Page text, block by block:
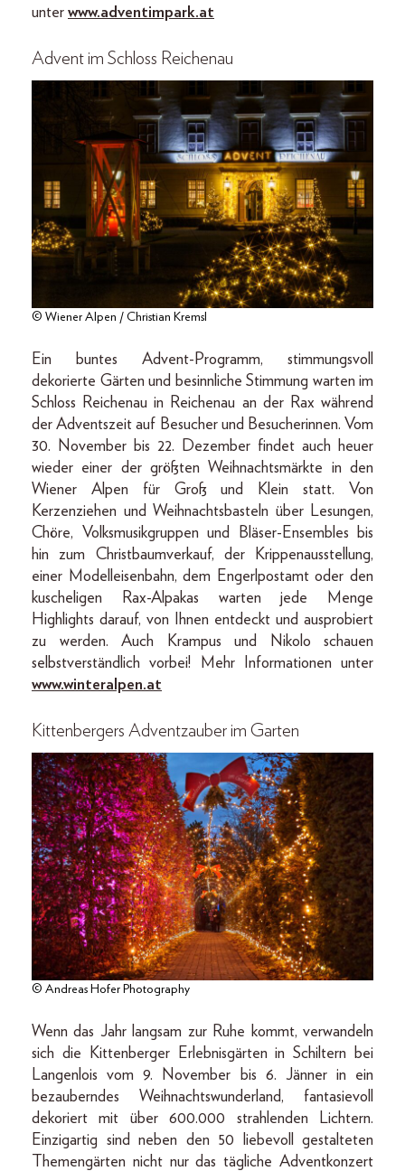
unter www.adventimpark.at
Advent im Schloss Reichenau
© Wiener Alpen / Christian Kremsl
Ein buntes Advent-Programm, stimmungsvoll
dekorierte Gärten und besinnliche Stimmung warten im
Schloss Reichenau in Reichenau an der Rax während
der Adventszeit auf Besucher und Besucherinnen. Vom
30. November bis 22. Dezember findet auch heuer
wieder einer der größten Weihnachtsmärkte in den
Wiener Alpen für Groß und Klein statt. Von
Kerzenziehen und Weihnachtsbasteln über Lesungen,
Chöre, Volksmusikgruppen und Bläser-Ensembles bis
hin zum Christbaumverkauf, der Krippenausstellung,
einer Modelleisenbahn, dem Engerlpostamt oder den
kuscheligen Rax-Alpakas warten jede Menge
Highlights darauf, von Ihnen entdeckt und ausprobiert
zu werden. Auch Krampus und Nikolo schauen
selbstverständlich vorbei! Mehr Informationen unter
www.winteralpen.at
Kittenbergers Adventzauber im Garten
© Andreas Hofer Photography
Wenn das Jahr langsam zur Ruhe kommt, verwandeln
sich die Kittenberger Erlebnisgärten in Schiltern bei
Langenlois vom 9. November bis 6. Jänner in ein
bezauberndes Weihnachtswunderland, fantasievoll
dekoriert mit über 600.000 strahlenden Lichtern.
Einzigartig sind neben den 50 liebevoll gestalteten
Themengärten nicht nur das tägliche Adventkonzert